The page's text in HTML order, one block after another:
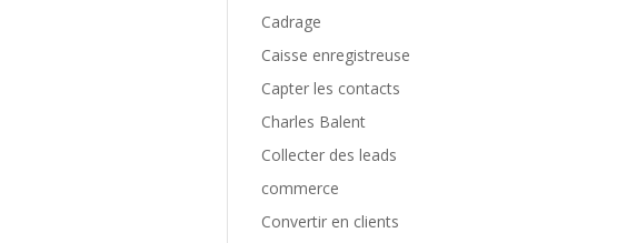
Cadrage
Caisse enregistreuse
Capter les contacts
Charles Balent
Collecter des leads
commerce
Convertir en clients